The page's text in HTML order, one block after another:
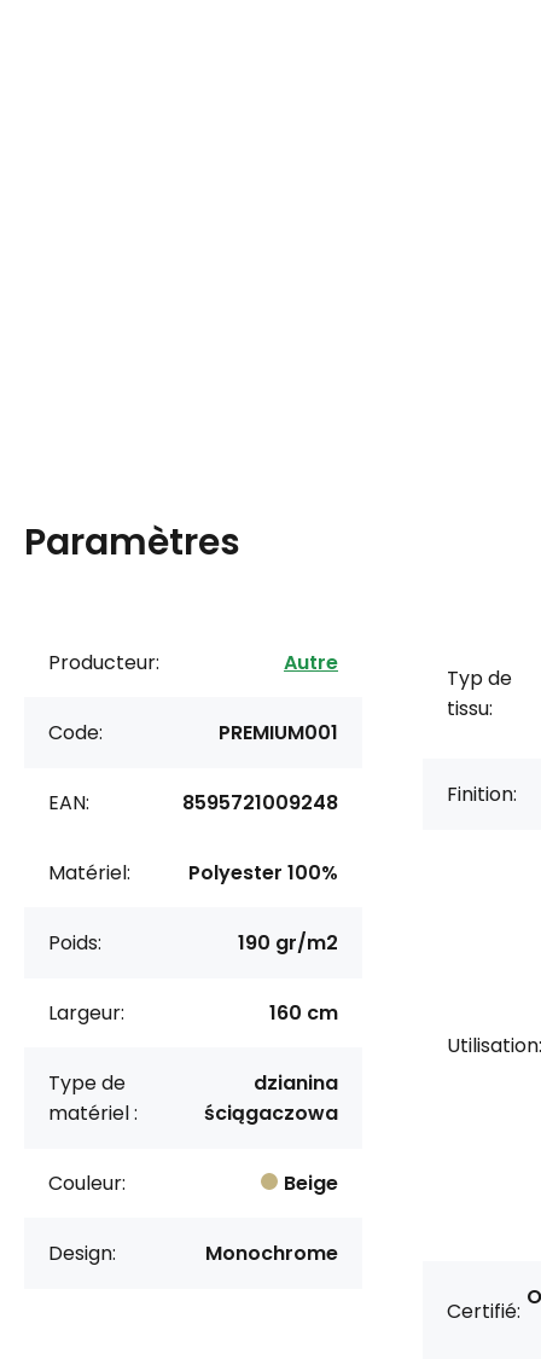
Paramètres
Producteur: Autre
Code: PREMIUM001
EAN: 8595721009248
Matériel: Polyester 100%
Poids: 190 gr/m2
Largeur: 160 cm
Type de
matériel :
dzianina
ściągaczowa
Couleur: Beige
Design: Monochrome
Typ de
tissu:
Finition:
Utilisation:
Certifié: